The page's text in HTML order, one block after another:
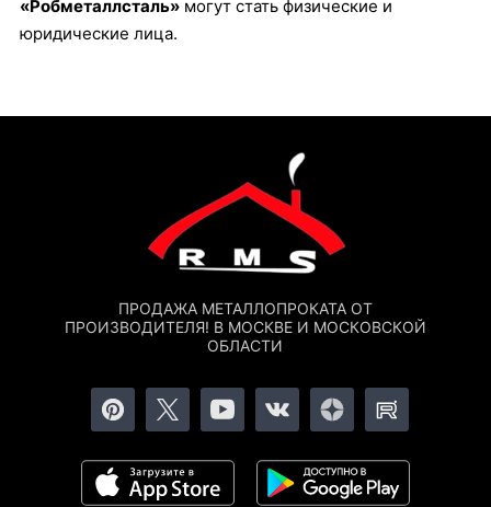
«Робметаллсталь»могут стать физические и
юридические лица.
ПРОДАЖА МЕТАЛЛОПРОКАТА ОТ
ПРОИЗВОДИТЕЛЯ! В МОСКВЕ И МОСКОВСКОЙ
ОБЛАСТИ